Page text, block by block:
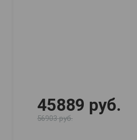
45889 руб.
56903 руб.